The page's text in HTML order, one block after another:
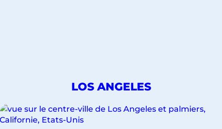
DÉCOUVREZ
VOYAGES
POUR
LOS ANGELES